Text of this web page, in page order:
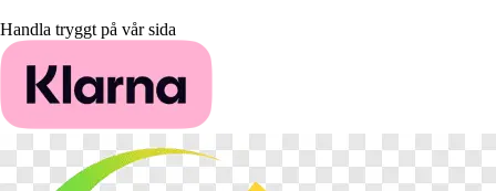
Handla tryggt på vår sida